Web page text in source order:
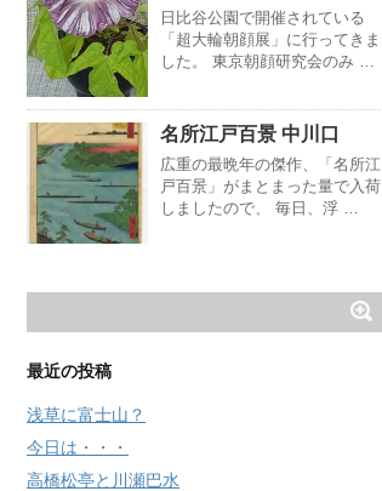
日比谷公園で開催されている
「超大輪朝顔展」に行ってきま
した。 東京朝顔研究会のみ …
名所江戸百景 中川口
広重の最晩年の傑作、「名所江
戸百景」がまとまった量で入荷
しましたので、 毎日、浮 …
最近の投稿
浅草に富士山？
今日は・・・
高橋松亭と川瀬巴水